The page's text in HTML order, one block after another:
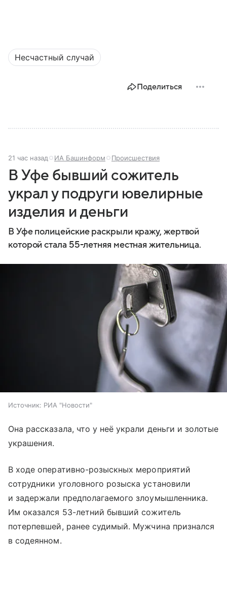
Несчастный случай
Поделиться
21 час назад ИА Башинформ Происшествия
В Уфе бывший сожитель
украл у подруги ювелирные
изделия и деньги
В Уфе полицейские раскрыли кражу, жертвой
которой стала 55-летняя местная жительница.
Источник: РИА "Новости"
Она рассказала, что у неё украли деньги и золотые
украшения.
В ходе оперативно-розыскных мероприятий
сотрудники уголовного розыска установили
и задержали предполагаемого злоумышленника.
Им оказался 53-летний бывший сожитель
потерпевшей, ранее судимый. Мужчина признался
в содеянном.